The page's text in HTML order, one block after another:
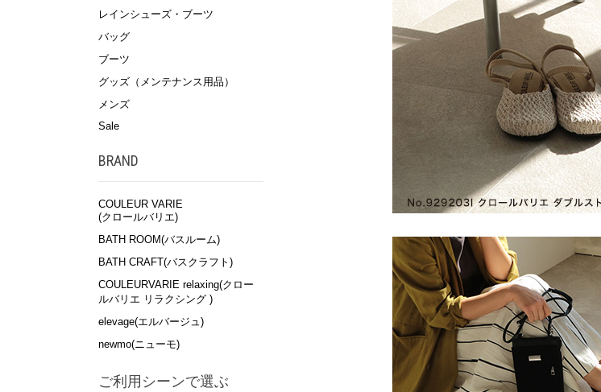
レインシューズ・ブーツ
バッグ
ブーツ
グッズ（メンテナンス用品）
メンズ
Sale
BRAND
COULEUR VARIE
(クロールバリエ)
BATH ROOM(バスルーム)
BATH CRAFT(バスクラフト)
COULEURVARIE relaxing(クロー
ルバリエ リラクシング )
elevage(エルバージュ)
newmo(ニューモ)
ご利用シーンで選ぶ